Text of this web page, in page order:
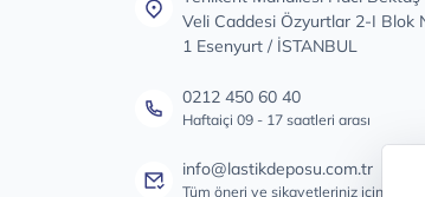
Veli Caddesi Özyurtlar 2-I Blok
1 Esenyurt / İSTANBUL
0212 450 60 40
Haftaiçi 09 - 17 saatleri arası
info@lastikdeposu.com.tr
Tüm öneri ve şikayetleriniz için